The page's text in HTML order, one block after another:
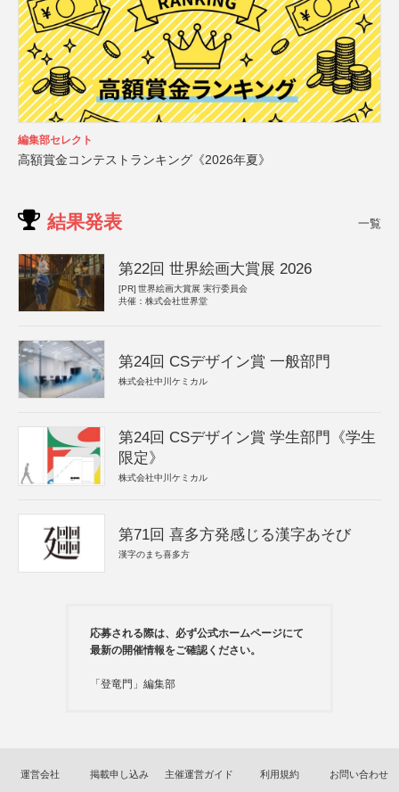
編集部セレクト
高額賞金コンテストランキング《2026年夏》
結果発表 一覧
第22回 世界絵画大賞展 2026
[PR] 世界絵画大賞展 実行委員会
共催：株式会社世界堂
第24回 CSデザイン賞 一般部門
株式会社中川ケミカル
第24回 CSデザイン賞 学生部門《学生
限定》
株式会社中川ケミカル
第71回 喜多方発感じる漢字あそび
漢字のまち喜多方
応募される際は、必ず公式ホームページにて
最新の開催情報をご確認ください。
「登竜門」編集部
運営会社 掲載申し込み 主催運営ガイド 利用規約 お問い合わせ